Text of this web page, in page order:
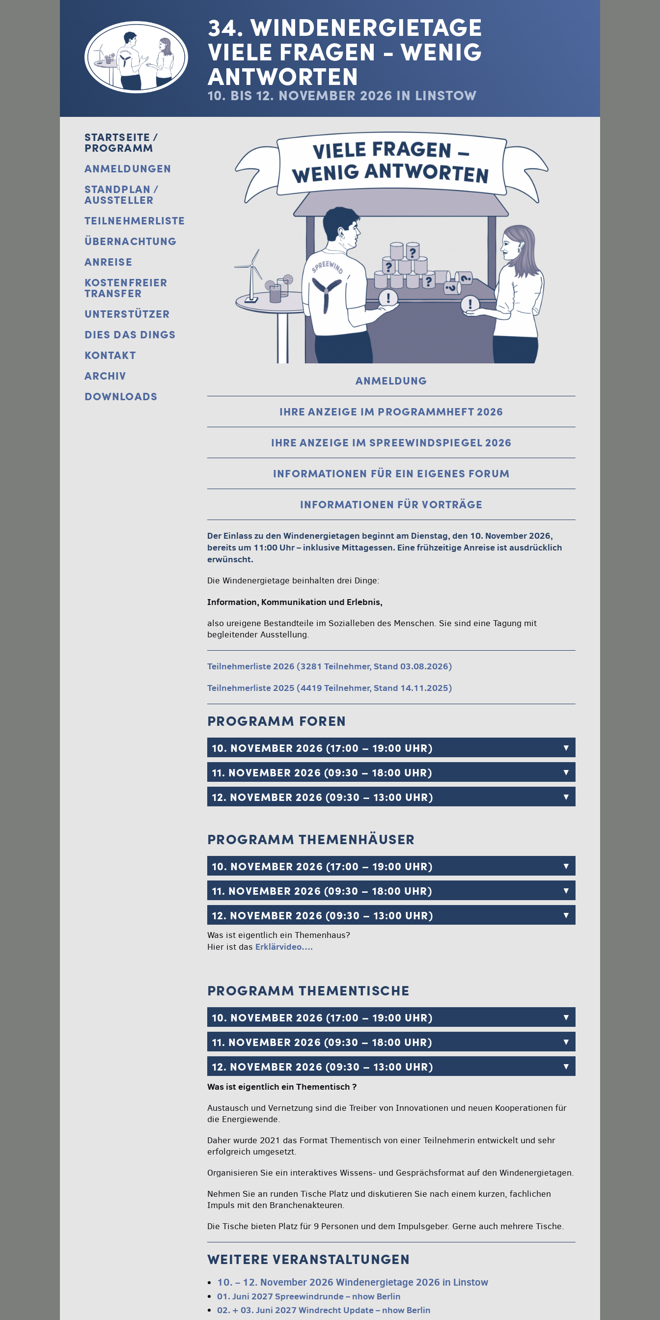
34. WINDENERGIETAGE
VIELE FRAGEN - WENIG
ANTWORTEN
10. BIS 12. NOVEMBER 2026 IN LINSTOW
STARTSEITE /
PROGRAMM
ANMELDUNGEN
STANDPLAN /
AUSSTELLER
TEILNEHMERLISTE
ÜBERNACHTUNG
ANREISE
KOSTENFREIER
TRANSFER
UNTERSTÜTZER
DIES DAS DINGS
KONTAKT
ARCHIV
DOWNLOADS
ANMELDUNG
IHRE ANZEIGE IM PROGRAMMHEFT 2026
IHRE ANZEIGE IM SPREEWINDSPIEGEL 2026
INFORMATIONEN FÜR EIN EIGENES FORUM
INFORMATIONEN FÜR VORTRÄGE
Der Einlass zu den Windenergietagen beginnt am Dienstag, den 10. November 2026,
bereits um 11:00 Uhr – inklusive Mittagessen. Eine frühzeitige Anreise ist ausdrücklich
erwünscht.
Die Windenergietage beinhalten drei Dinge:
Information, Kommunikation und Erlebnis,
also ureigene Bestandteile im Sozialleben des Menschen. Sie sind eine Tagung mit
begleitender Ausstellung.
Teilnehmerliste 2026 (3281 Teilnehmer, Stand 03.08.2026)
Teilnehmerliste 2025 (4419 Teilnehmer, Stand 14.11.2025)
PROGRAMM FOREN
10. NOVEMBER 2026 (17:00 – 19:00 UHR)
11. NOVEMBER 2026 (09:30 – 18:00 UHR)
12. NOVEMBER 2026 (09:30 – 13:00 UHR)
PROGRAMM THEMENHÄUSER
10. NOVEMBER 2026 (17:00 – 19:00 UHR)
11. NOVEMBER 2026 (09:30 – 18:00 UHR)
12. NOVEMBER 2026 (09:30 – 13:00 UHR)
Was ist eigentlich ein Themenhaus?
Hier ist das Erklärvideo….
PROGRAMM THEMENTISCHE
10. NOVEMBER 2026 (17:00 – 19:00 UHR)
11. NOVEMBER 2026 (09:30 – 18:00 UHR)
12. NOVEMBER 2026 (09:30 – 13:00 UHR)
Was ist eigentlich ein Thementisch ?
Austausch und Vernetzung sind die Treiber von Innovationen und neuen Kooperationen für
die Energiewende.
Daher wurde 2021 das Format Thementisch von einer Teilnehmerin entwickelt und sehr
erfolgreich umgesetzt.
Organisieren Sie ein interaktives Wissens- und Gesprächsformat auf den Windenergietagen.
Nehmen Sie an runden Tische Platz und diskutieren Sie nach einem kurzen, fachlichen
Impuls mit den Branchenakteuren.
Die Tische bieten Platz für 9 Personen und dem Impulsgeber. Gerne auch mehrere Tische.
WEITERE VERANSTALTUNGEN
10. – 12. November 2026 Windenergietage 2026 in Linstow
01. Juni 2027 Spreewindrunde – nhow Berlin
02. + 03. Juni 2027 Windrecht Update – nhow Berlin